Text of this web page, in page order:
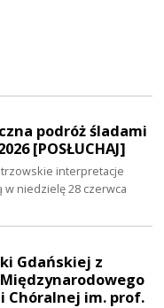
podróż śladami
[POSŁUCHAJ]
interpretacje
niedzielę 28 czerwca
Gdańskiej z
Międzynarodowego
Chóralnej im. prof.